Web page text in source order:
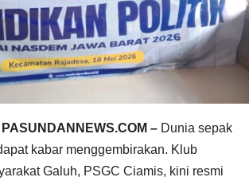
– Dunia sepak
kabar menggembirakan. Klub
Galuh, PSGC Ciamis, kini resmi